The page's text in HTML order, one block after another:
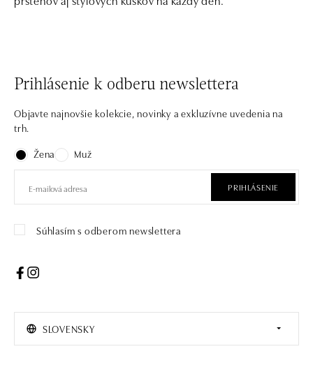
Prihlásenie k odberu newslettera
Objavte najnovšie kolekcie, novinky a exkluzívne uvedenia na
trh.
Žena
Muž
PRIHLÁSENIE
Súhlasím s odberom newslettera
SLOVENSKY